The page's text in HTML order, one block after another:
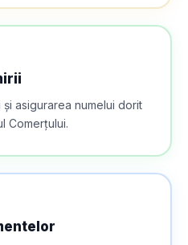
asigurarea numelui dorit
Comerțului.